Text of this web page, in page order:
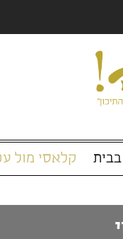
קלאסי מול עכשווי